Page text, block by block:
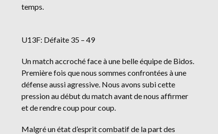
temps.
U13F: Défaite 35 – 49
Un match accroché face à une belle équipe de Bidos.
Première fois que nous sommes confrontées à une
défense aussi agressive. Nous avons subi cette
pression au début du match avant de nous affirmer
et de rendre coup pour coup.
Malgré un état d’esprit combatif de la part des